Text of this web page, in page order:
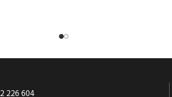
226 604